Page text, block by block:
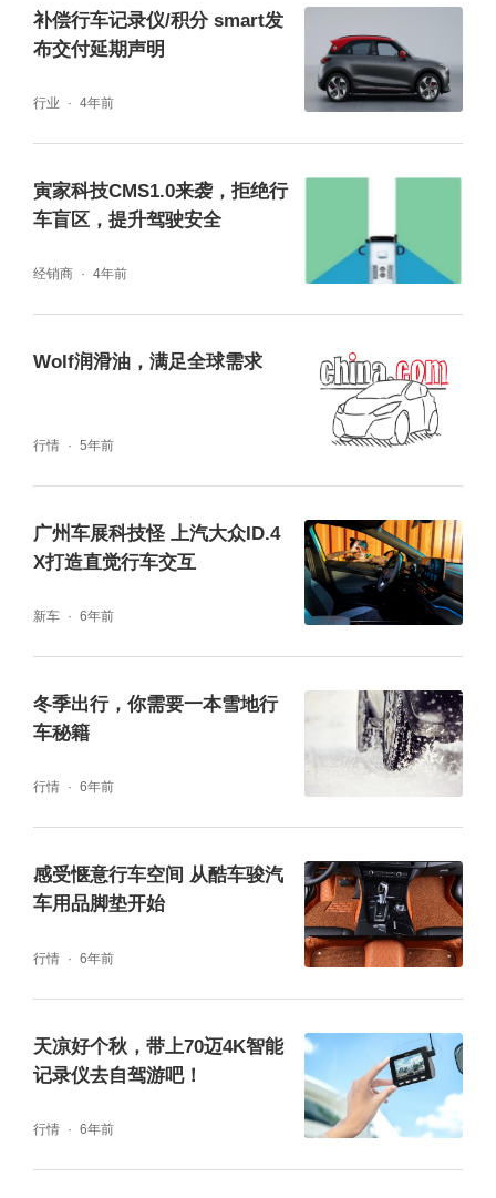
答：芯片方案肯定是一个电子产品中最重要
的，kingslim的芯片方案是海思HI3559V200
价只有599，性价比还是很抗打的。
总结：如果不知道买什么行车记录仪的朋友，
这款行车记录仪还是能够满足大部分人的需求
的。
补偿行车记录仪/积分 smart发
布交付延期声明
行业 4年前
寅家科技CMS1.0来袭，拒绝行
车盲区，提升驾驶安全
经销商 4年前
Wolf润滑油，满足全球需求
行情 5年前
广州车展科技怪 上汽大众ID.4
X打造直觉行车交互
新车 6年前
冬季出行，你需要一本雪地行
车秘籍
行情 6年前
感受惬意行车空间 从酷车骏汽
车用品脚垫开始
行情 6年前
天凉好个秋，带上70迈4K智能
记录仪去自驾游吧！
行情 6年前